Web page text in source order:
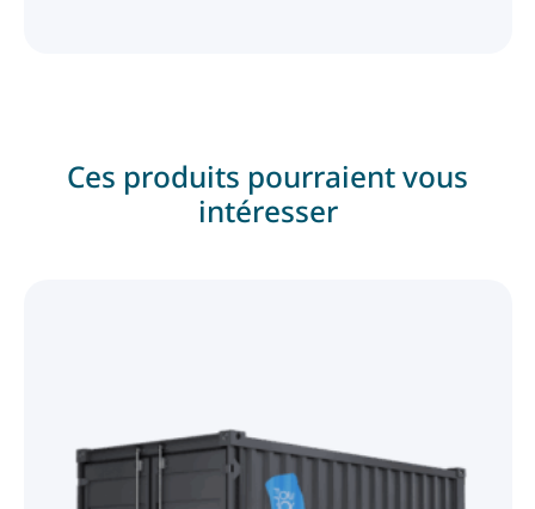
Ces produits pourraient vous
intéresser